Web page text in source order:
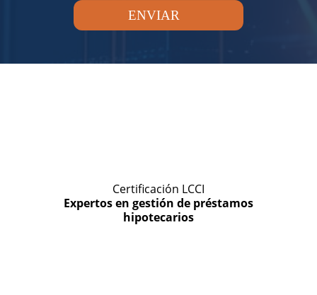
ENVIAR
Certificación LCCI
Expertos en gestión de préstamos
hipotecarios